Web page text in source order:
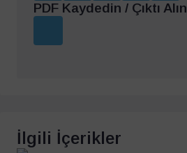
PDF Kaydedin / Çıktı Alın
İlgili İçerikler